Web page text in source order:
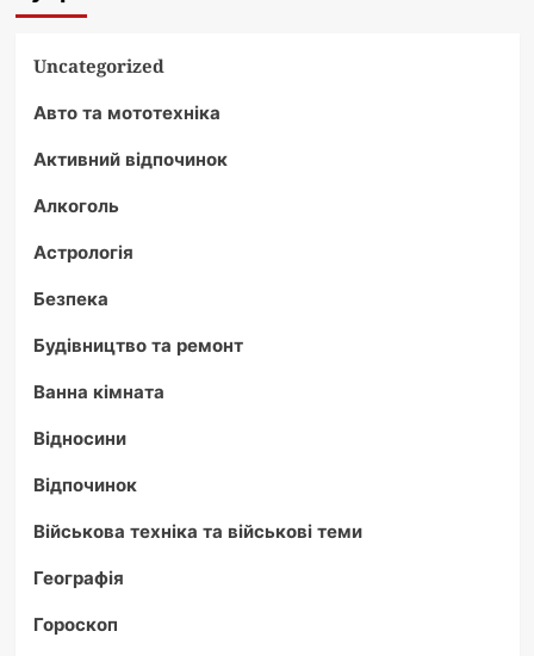
Uncategorized
Авто та мототехніка
Активний відпочинок
Алкоголь
Астрологія
Безпека
Будівництво та ремонт
Ванна кімната
Відносини
Відпочинок
Військова техніка та військові теми
Географія
Гороскоп